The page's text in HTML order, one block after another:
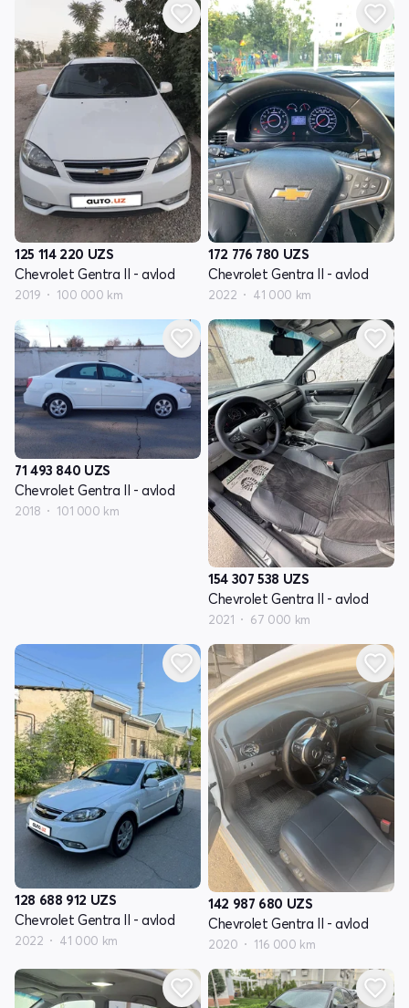
125 114 220 UZS
Chevrolet Gentra II - avlod
2019 100 000 km
172 776 780 UZS
Chevrolet Gentra II - avlod
2022 41 000 km
71 493 840 UZS
Chevrolet Gentra II - avlod
2018 101 000 km
154 307 538 UZS
Chevrolet Gentra II - avlod
2021 67 000 km
128 688 912 UZS
Chevrolet Gentra II - avlod
2022 41 000 km
142 987 680 UZS
Chevrolet Gentra II - avlod
2020 116 000 km